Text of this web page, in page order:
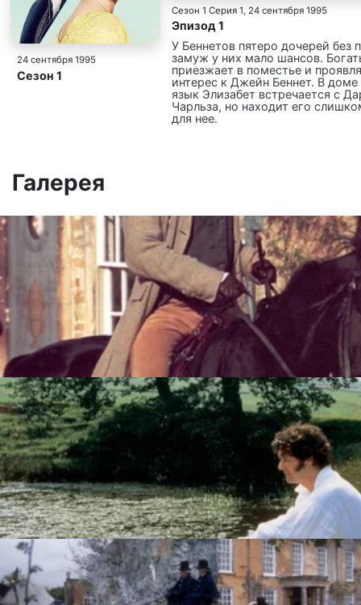
24 сентября 1995
Сезон 1
Сезон 1 Серия 1, 24 сентября 1995
Эпизод 1
У Беннетов пятеро дочерей без
замуж у них мало шансов.
приезжает в поместье и
интерес к Джейн Беннет. В доме
язык Элизабет встречается с
Чарльза, но находит его
для нее.
Галерея